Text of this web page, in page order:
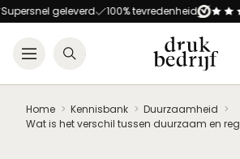
Direct
Direct
Open menu
Zoeken
geleverd 100% tevredenheid
Home Kennisbank
Duurzaamheid
Wat is het verschil tussen duurzaam en